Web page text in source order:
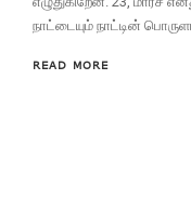
நாட்டையும் நாட்டின்
READ MORE